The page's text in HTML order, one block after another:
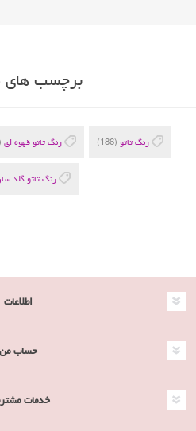
برچسب
رنگ تاتو (186) رنگ تاتو قهوه ای
رنگ تاتو گلد
اطلاعات
حساب من
خدمات